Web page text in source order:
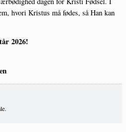
hvori Kristus må fødes, så Han kan
2026!